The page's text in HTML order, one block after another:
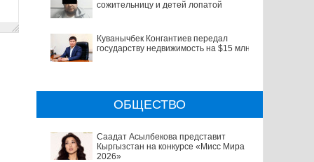
сожительницу и детей лопатой
Куванычбек Конгантиев передал
государству недвижимость на $15 млн
ОБЩЕСТВО
Саадат Асылбекова представит
Кыргызстан на конкурсе «Мисс Мира
2026»